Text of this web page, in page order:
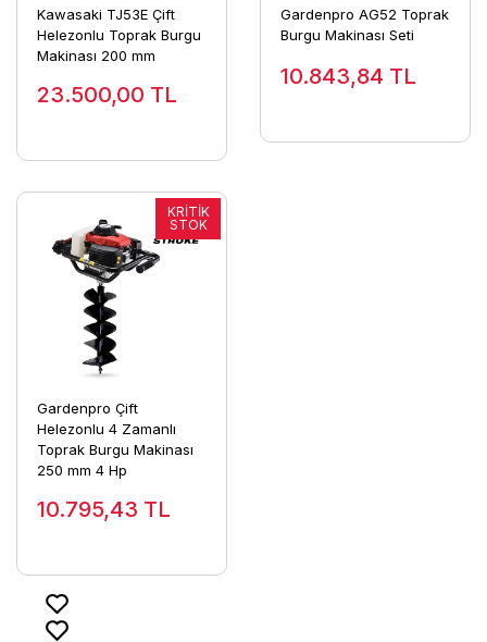
Kawasaki TJ53E Çift
Helezonlu Toprak Burgu
Makinası 200 mm
23.500,00 TL
Gardenpro AG52 Toprak
Burgu Makinası Seti
10.843,84 TL
Gardenpro Çift
Helezonlu 4 Zamanlı
Toprak Burgu Makinası
250 mm 4 Hp
10.795,43 TL